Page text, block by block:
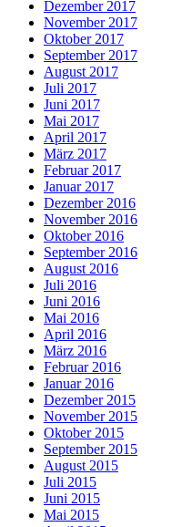
Dezember 2017
November 2017
Oktober 2017
September 2017
August 2017
Juli 2017
Juni 2017
Mai 2017
April 2017
März 2017
Februar 2017
Januar 2017
Dezember 2016
November 2016
Oktober 2016
September 2016
August 2016
Juli 2016
Juni 2016
Mai 2016
April 2016
März 2016
Februar 2016
Januar 2016
Dezember 2015
November 2015
Oktober 2015
September 2015
August 2015
Juli 2015
Juni 2015
Mai 2015